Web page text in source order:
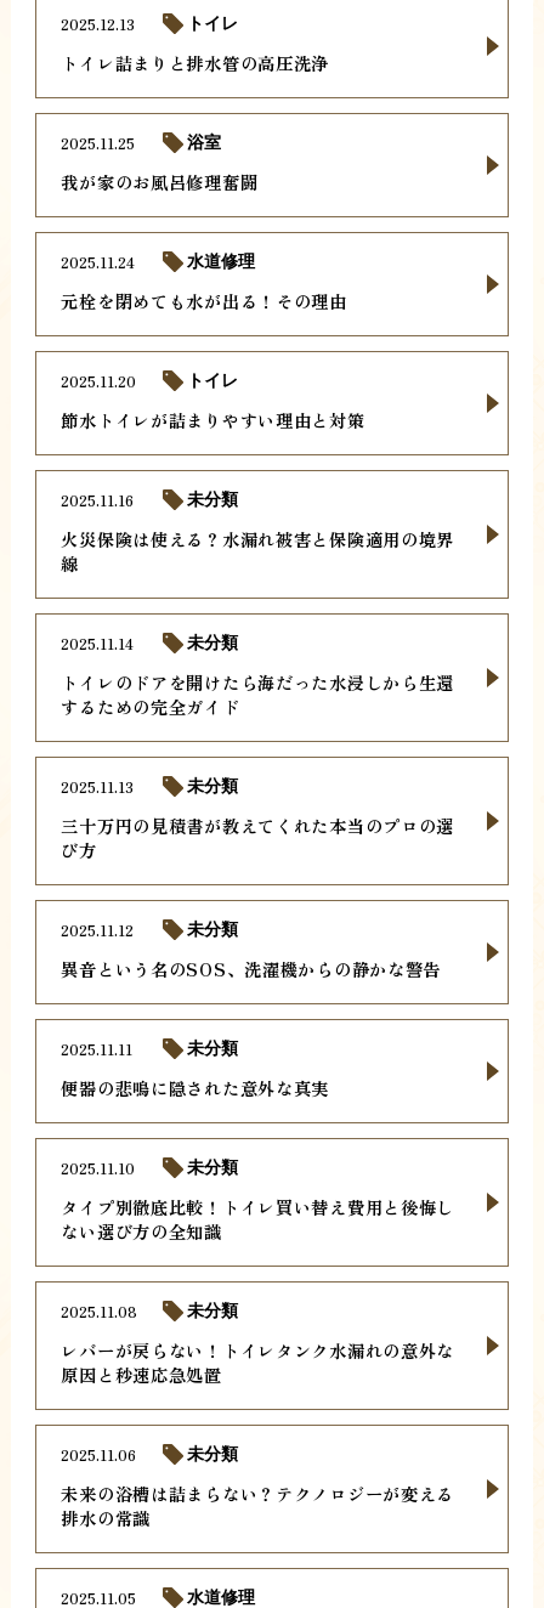
トイレ詰まりと排水管の高圧洗浄
2025.12.13 トイレ
我が家のお風呂修理奮闘
2025.11.25 浴室
元栓を閉めても水が出る！その理由
2025.11.24 水道修理
節水トイレが詰まりやすい理由と対策
2025.11.20 トイレ
火災保険は使える？水漏れ被害と保険適用の境界
線
2025.11.16 未分類
トイレのドアを開けたら海だった水浸しから生還
するための完全ガイド
2025.11.14 未分類
三十万円の見積書が教えてくれた本当のプロの選
び方
2025.11.13 未分類
異音という名のSOS、洗濯機からの静かな警告
2025.11.12 未分類
便器の悲鳴に隠された意外な真実
2025.11.11 未分類
タイプ別徹底比較！トイレ買い替え費用と後悔し
ない選び方の全知識
2025.11.10 未分類
レバーが戻らない！トイレタンク水漏れの意外な
原因と秒速応急処置
2025.11.08 未分類
未来の浴槽は詰まらない？テクノロジーが変える
排水の常識
2025.11.06 未分類
2025.11.05 水道修理